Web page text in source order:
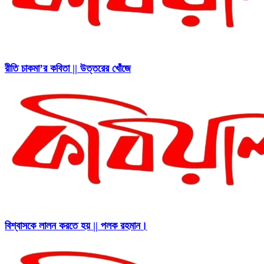
রীতি চাকমা’র কবিতা || উত্তরের খোঁজে
বিশ্বাসকে লালন করতে হয় || পলক রহমান।